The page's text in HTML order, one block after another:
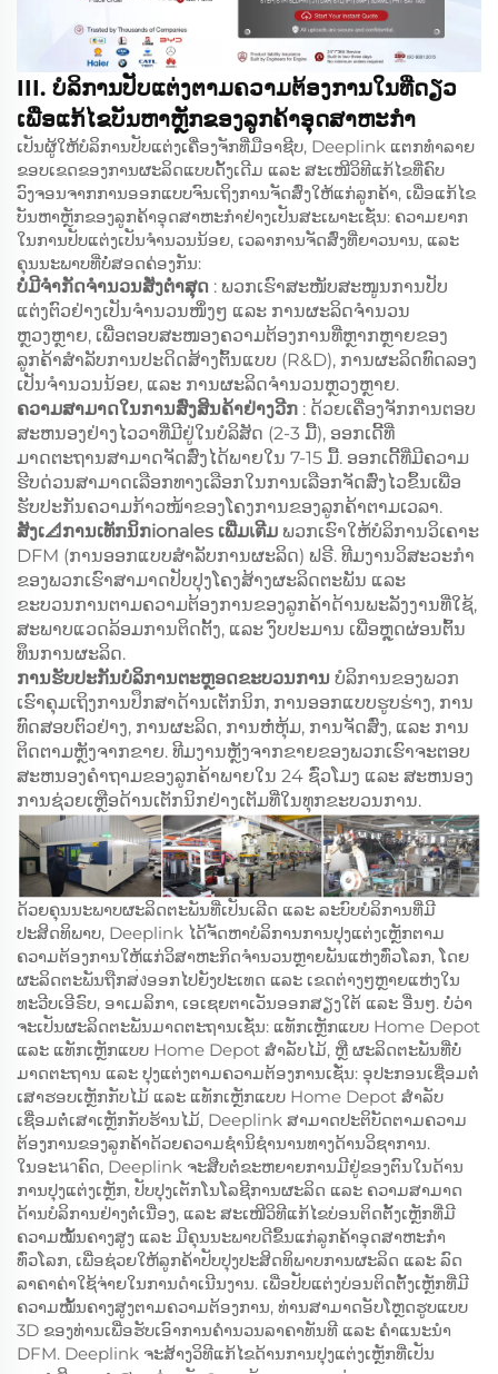
III. ບໍລິການປັບແຕ່ງຕາມຄວາມຕ້ອງການໃນທີ່ດຽວ
ເພື່ອແກ້ໄຂບັນຫາຫຼັກຂອງລູກຄ້າອຸດສາຫະກຳ
ເປັນຜູ້ໃຫ້ບໍລິການປັບແຕ່ງເຄື່ອງຈັກທີ່ມືອາຊີບ, Deeplink ແຕກທຳລາຍ
ຂອບເຂດຂອງການຜະລິດແບບດັ້ງເດີມ ແລະ ສະເໜີວິທີແກ້ໄຂທີ່ຄົບ
ວົງຈອນຈາກການອອກແບບຈົນເຖິງການຈັດສົ່ງໃຫ້ແກ່ລູກຄ້າ, ເພື່ອແກ້ໄຂ
ບັນຫາຫຼັກຂອງລູກຄ້າອຸດສາຫະກຳຢ່າງເປັນສະເພາະເຊັ່ນ: ຄວາມຍາກ
ໃນການປັບແຕ່ງເປັນຈຳນວນນ້ອຍ, ເວລາການຈັດສົ່ງທີ່ຍາວນານ, ແລະ
ຄຸນນະພາບທີ່ບໍ່ສອດຄ່ອງກັນ:
ບໍ່ມີຈຳກັດຈຳນວນສັ່ງຕໍ່າສຸດ : ພວກເຮົາສະໜັບສະໜູນການປັບ
ແຕ່ງຕົວຢ່າງເປັນຈຳນວນໜຶ່ງໆ ແລະ ການຜະລິດຈຳນວນ
ຫຼວງຫຼາຍ, ເພື່ອຕອບສະໜອງຄວາມຕ້ອງການທີ່ຫຼາກຫຼາຍຂອງ
ລູກຄ້າສຳລັບການປະດິດສ້າງຕົ້ນແບບ (R&D), ການຜະລິດທົດລອງ
ເປັນຈຳນວນນ້ອຍ, ແລະ ການຜະລິດຈຳນວນຫຼວງຫຼາຍ.
ຄວາມສາມາດໃນການສົ່ງສິນຄ້າຢ່າງວີກ : ດ້ວຍເຄື່ອງຈັກການຕອບ
ສະຫນອງຢ່າງໄວວາທີ່ມີຢູ່ໃນບໍລິສັດ (2-3 ມື້), ອອກເດີ້ທີ່
ມາດຕະຖານສາມາດຈັດສົ່ງໄດ້ພາຍໃນ 7-15 ມື້. ອອກເດີ້ທີ່ມີຄວາມ
ຮີບດ່ວນສາມາດເລືອກທາງເລືອກໃນການເລືອກຈັດສົ່ງໄວຂຶ້ນເພື່ອ
ຮັບປະກັນຄວາມກ້າວໜ້າຂອງໂຄງການຂອງລູກຄ້າຕາມເວລາ.
ສັງເ📐ການເທັກນິກionales ເພີ່ມเตີມ ພວກເຮົາໃຫ້ບໍລິການວິເຄາະ
DFM (ການອອກແບບສຳລັບການຜະລິດ) ຟຣີ. ທີມງານວິສະວະກຳ
ຂອງພວກເຮົາສາມາດປັບປຸງໂຄງສ້າງຜະລິດຕະພັນ ແລະ
ຂະບວນການຕາມຄວາມຕ້ອງການຂອງລູກຄ້າດ້ານພະລັງງານທີ່ໃຊ້,
ສະພາບແວດລ້ອມການຕິດຕັ້ງ, ແລະ ງົບປະມານ ເພື່ອຫຼຸດຜ່ອນຕົ້ນ
ທຶນການຜະລິດ.
ການຮັບປະກັນບໍລິການຕະຫຼອດຂະບວນການ ບໍລິການຂອງພວກ
ເຮົາຄຸມເຖິງການປຶກສາດ້ານເຕັກນິກ, ການອອກແບບຮູບຮ່າງ, ການ
ທົດສອບຕົວຢ່າງ, ການຜະລິດ, ການຫໍ່ຫຸ້ມ, ການຈັດສົ່ງ, ແລະ ການ
ຕິດຕາມຫຼັງຈາກຂາຍ. ທີມງານຫຼັງຈາກຂາຍຂອງພວກເຮົາຈະຕອບ
ສະຫນອງຄຳຖາມຂອງລູກຄ້າພາຍໃນ 24 ຊົ່ວໂມງ ແລະ ສະຫນອງ
ການຊ່ວຍເຫຼືອດ້ານເຕັກນິກຢ່າງເຕັມທີ່ໃນທຸກຂະບວນການ.
ດ້ວຍຄຸນນະພາບຜະລິດຕະພັນທີ່ເປັນເລີດ ແລະ ລະບົບບໍລິການທີ່ມີ
ປະສິດທິພາບ, Deeplink ໄດ້ຈັດຫາບໍລິການການປຸງແຕ່ງເຫຼັກຕາມ
ຄວາມຕ້ອງການໃຫ້ແກ່ວິສາຫະກິດຈຳນວນຫຼາຍພັນແຫ່ງທົ່ວໂລກ, ໂດຍ
ຜະລິດຕະພັນຖືກສ่งອອກໄປຍັງປະເທດ ແລະ ເຂດຕ່າງໆຫຼາຍແຫ່ງໃນ
ທະວີບເອີຣົບ, ອາເມລິກາ, ເອເຊຍຕາເວັນອອກສຽງໃຕ້ ແລະ ອື່ນໆ. ບໍ່ວ່າ
ຈະເປັນຜະລິດຕະພັນມາດຕະຖານເຊັ່ນ: ແທັກເຫຼັກແບບ Home Depot
ແລະ ແທັກເຫຼັກແບບ Home Depot ສຳລັບໄມ້, ຫຼື ຜະລິດຕະພັນທີ່ບໍ່
ມາດຕະຖານ ແລະ ປຸງແຕ່ງຕາມຄວາມຕ້ອງການເຊັ່ນ: ອຸປະກອນເຊື່ອມຕໍ່
ເສາຮອບເຫຼັກກັບໄມ້ ແລະ ແທັກເຫຼັກແບບ Home Depot ສຳລັບ
ເຊື່ອມຕໍ່ເສາເຫຼັກກັບຮ້ານໄມ້, Deeplink ສາມາດປະຕິບັດຕາມຄວາມ
ຕ້ອງການຂອງລູກຄ້າດ້ວຍຄວາມຊຳນິຊຳນານທາງດ້ານວິຊາການ.
ໃນອະนาຄົດ, Deeplink ຈະສືບຕໍ່ຂະຫຍາຍການມີຢູ່ຂອງຕົນໃນດ້ານ
ການປຸງແຕ່ງເຫຼັກ, ປັບປຸງເຕັກໂນໂລຊີການຜະລິດ ແລະ ຄວາມສາມາດ
ດ້ານບໍລິການຢ່າງຕໍ່ເນື່ອງ, ແລະ ສະເໜີວິທີແກ້ໄຂບ່ອນຕິດຕັ້ງເຫຼັກທີ່ມີ
ຄວາມໝັ້ນຄາງສູງ ແລະ ມີຄຸນນະພາບດີຂຶ້ນແກ່ລູກຄ້າອຸດສາຫະກຳ
ທົ່ວໂລກ, ເພື່ອຊ່ວຍໃຫ້ລູກຄ້າປັບປຸງປະສິດທິພາບການຜະລິດ ແລະ ລົດ
ລາຄາຄ່າໃຊ້ຈ່າຍໃນການດຳເນີນງານ. ເພື່ອປັບແຕ່ງບ່ອນຕິດຕັ້ງເຫຼັກທີ່ມີ
ຄວາມໝັ້ນຄາງສູງຕາມຄວາມຕ້ອງການ, ທ່ານສາມາດອັບໂຫຼດຮູບແບບ
3D ຂອງທ່ານເພື່ອຮັບເອົາການຄຳນວນລາຄາທັນທີ ແລະ ຄຳແນະນຳ
DFM. Deeplink ຈະສ້າງວິທີແກ້ໄຂດ້ານການປຸງແຕ່ງເຫຼັກທີ່ເປັນ